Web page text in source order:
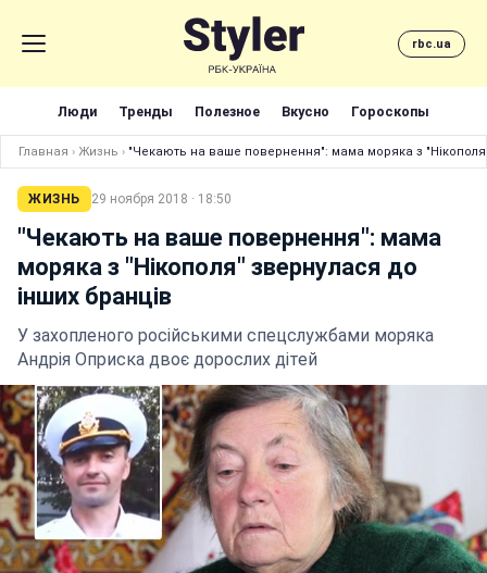
rbc.ua
Люди Тренды Полезное Вкусно Гороскопы
Главная › Жизнь › "Чекають на ваше повернення": мама моряка з
ЖИЗНЬ 29 ноября 2018 · 18:50
"Чекають на ваше повернення": мама
моряка з "Нікополя" звернулася до
інших бранців
У захопленого російськими спецслужбами моряка
Андрія Оприска двоє дорослих дітей